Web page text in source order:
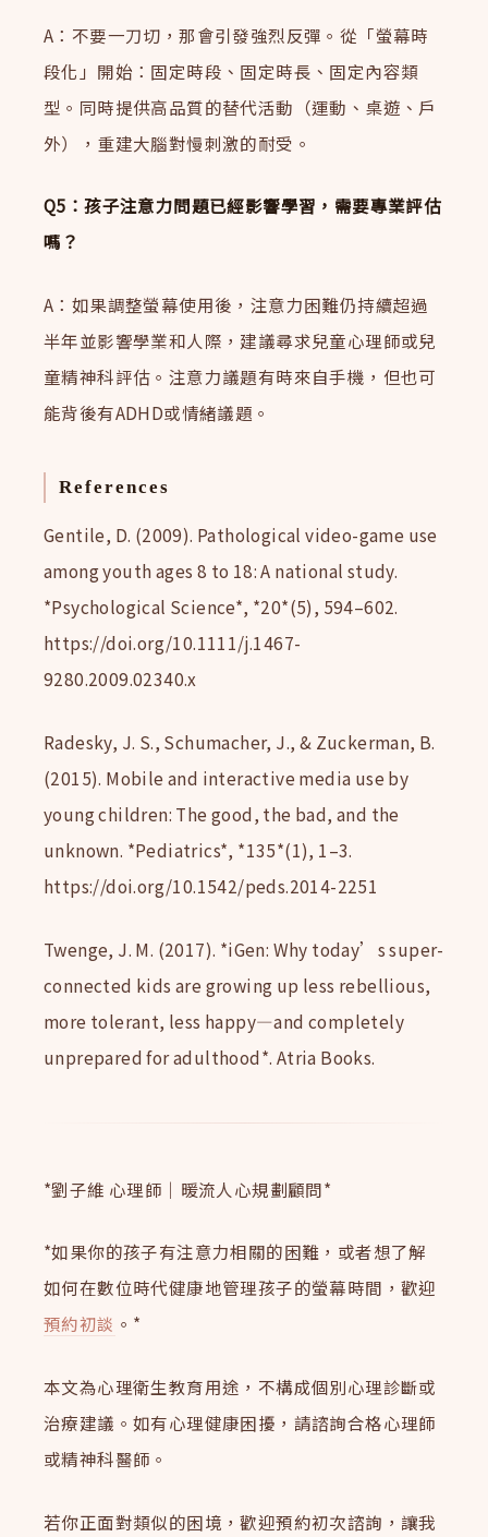
A：不要一刀切，那會引發強烈反彈。從「螢幕時
段化」開始：固定時段、固定時長、固定內容類
型。同時提供高品質的替代活動（運動、桌遊、戶
外），重建大腦對慢刺激的耐受。
Q5：孩子注意力問題已經影響學習，需要專業評估
嗎？
A：如果調整螢幕使用後，注意力困難仍持續超過
半年並影響學業和人際，建議尋求兒童心理師或兒
童精神科評估。注意力議題有時來自手機，但也可
能背後有ADHD或情緒議題。
References
Gentile, D. (2009). Pathological video-game use
among youth ages 8 to 18: A national study.
*Psychological Science*, *20*(5), 594–602.
https://doi.org/10.1111/j.1467-
9280.2009.02340.x
Radesky, J. S., Schumacher, J., & Zuckerman, B.
(2015). Mobile and interactive media use by
young children: The good, the bad, and the
unknown. *Pediatrics*, *135*(1), 1–3.
https://doi.org/10.1542/peds.2014-2251
Twenge, J. M. (2017). *iGen: Why today’s super-
connected kids are growing up less rebellious,
more tolerant, less happy—and completely
unprepared for adulthood*. Atria Books.
*劉子維 心理師｜暖流人心規劃顧問*
*如果你的孩子有注意力相關的困難，或者想了解
如何在數位時代健康地管理孩子的螢幕時間，歡迎
預約初談 。*
本文為心理衛生教育用途，不構成個別心理診斷或
治療建議。如有心理健康困擾，請諮詢合格心理師
或精神科醫師。
若你正面對類似的困境，歡迎預約初次諮詢，讓我